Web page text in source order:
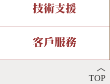
全字庫現況
專有名詞介紹
部件查詢
注音查詢
技術支援
造字解決方案
轉碼Web Service
客戶服務
︿
TOP